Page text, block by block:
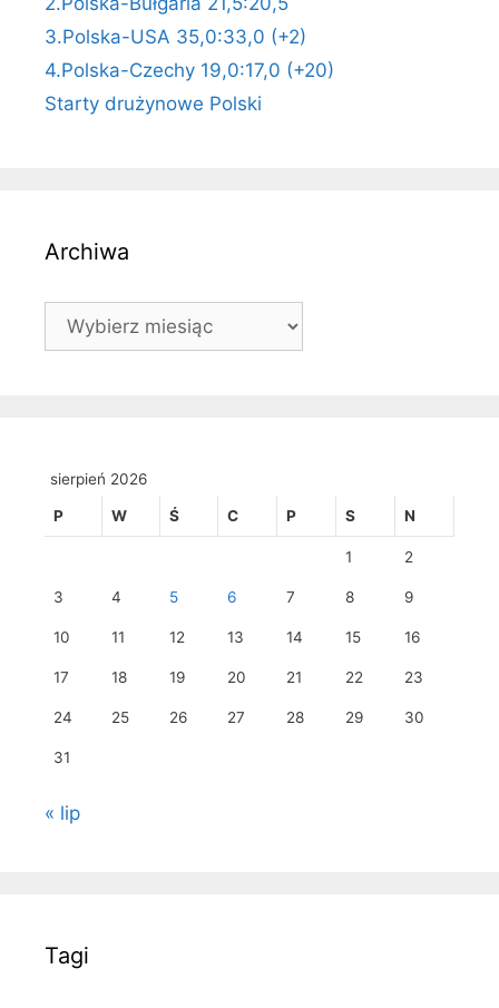
3.Polska-USA 35,0:33,0 (+2)
4.Polska-Czechy 19,0:17,0 (+20)
Starty drużynowe Polski
Archiwa
Archiwa
sierpień 2026
P W Ś C P S N
1 2
3 4 5 6 7 8 9
10 11 12 13 14 15 16
17 18 19 20 21 22 23
24 25 26 27 28 29 30
31
« lip
Tagi